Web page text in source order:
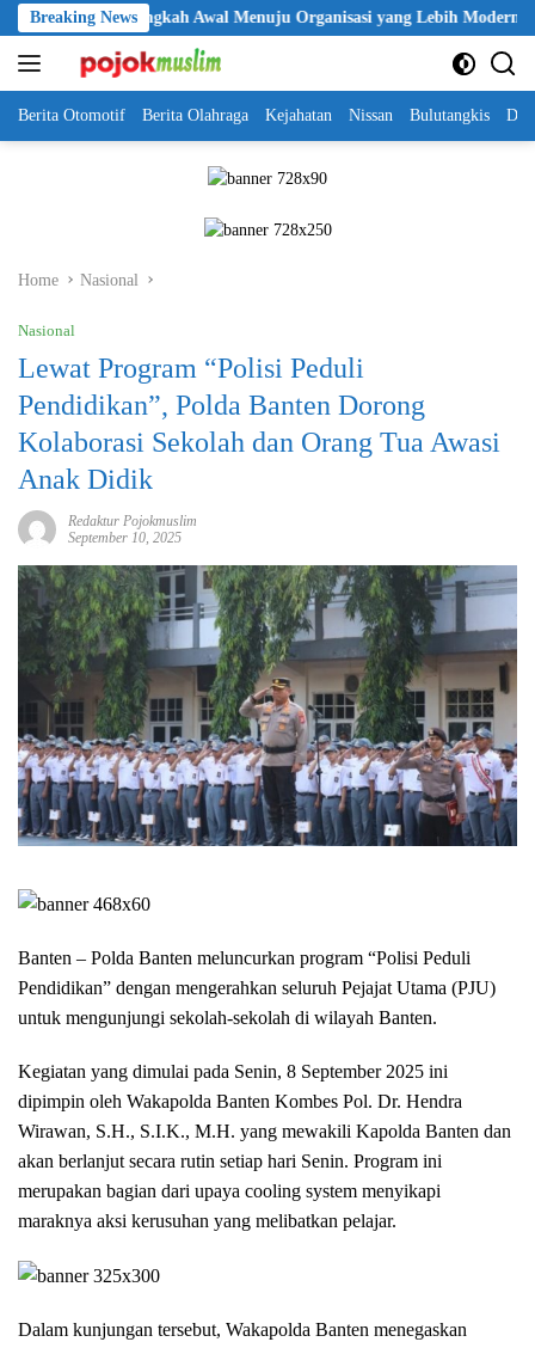
Skip
to
content
Breaking News
Langkah Awal Menuju Organisasi yang Lebih Modern
Berita Otomotif Berita Olahraga Kejahatan Nissan Bulutangkis
Home Nasional
Nasional
Lewat Program “Polisi Peduli
Pendidikan”, Polda Banten Dorong
Kolaborasi Sekolah dan Orang Tua Awasi
Anak Didik
Redaktur Pojokmuslim
September 10, 2025
Banten – Polda Banten meluncurkan program “Polisi Peduli
Pendidikan” dengan mengerahkan seluruh Pejajat Utama (PJU)
untuk mengunjungi sekolah-sekolah di wilayah Banten.
Kegiatan yang dimulai pada Senin, 8 September 2025 ini
dipimpin oleh Wakapolda Banten Kombes Pol. Dr. Hendra
Wirawan, S.H., S.I.K., M.H. yang mewakili Kapolda Banten dan
akan berlanjut secara rutin setiap hari Senin. Program ini
merupakan bagian dari upaya cooling system menyikapi
maraknya aksi kerusuhan yang melibatkan pelajar.
Dalam kunjungan tersebut, Wakapolda Banten menegaskan